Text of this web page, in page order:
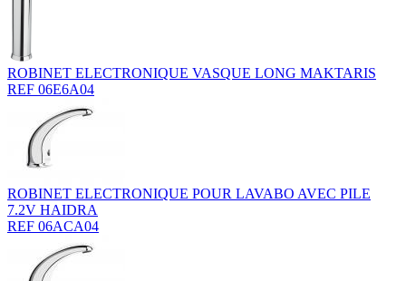
ROBINET ELECTRONIQUE VASQUE LONG MAKTARIS
REF 06E6A04
ROBINET ELECTRONIQUE POUR LAVABO AVEC PILE
7.2V HAIDRA
REF 06ACA04